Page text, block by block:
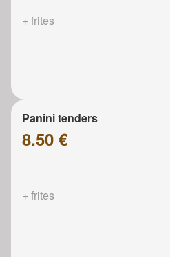
+ frites
Panini tenders
8.50 €
+ frites